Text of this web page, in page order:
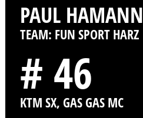
PAUL HAMANN
TEAM: FUN SPORT HARZ
# 46
KTM SX, GAS GAS MC